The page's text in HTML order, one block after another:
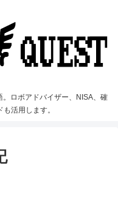
ロボアドバイザー、NISA、確
活用します。